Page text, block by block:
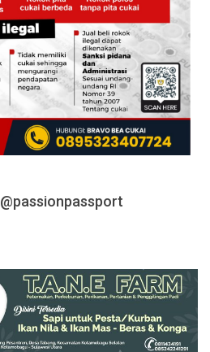
@passionpassport